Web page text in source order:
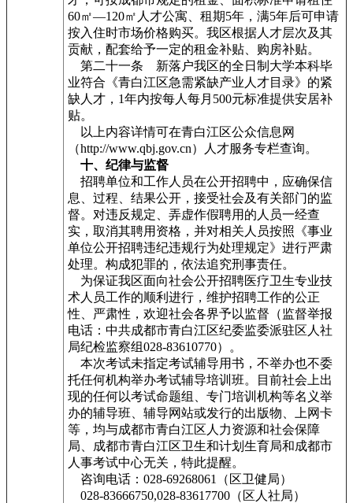
60㎡—120㎡人才公寓、租期5年，满5年后可申请
按入住时市场价格购买。我区根据人才层次及其
贡献，配套给予一定的租金补贴、购房补贴。
第二十一条 新落户我区的全日制大学本科毕
业符合《青白江区急需紧缺产业人才目录》的紧
缺人才，1年内按每人每月500元标准提供安居补
贴。
以上内容详情可在青白江区公众信息网
（http://www.qbj.gov.cn）人才服务专栏查询。
十、纪律与监督
招聘单位和工作人员在公开招聘中，应确保信
息、过程、结果公开，接受社会及有关部门的监
督。对违反规定、弄虚作假聘用的人员一经查
实，取消其聘用资格，并对相关人员按照《事业
单位公开招聘违纪违规行为处理规定》进行严肃
处理。构成犯罪的，依法追究刑事责任。
为保证我区面向社会公开招聘医疗卫生专业技
术人员工作的顺利进行，维护招聘工作的公正
性、严肃性，欢迎社会各界予以监督（监督举报
电话：中共成都市青白江区纪委监委派驻区人社
局纪检监察组028-83610770）。
本次考试未指定考试辅导用书，不举办也不委
托任何机构举办考试辅导培训班。目前社会上出
现的任何以考试命题组、专门培训机构等名义举
办的辅导班、辅导网站或发行的出版物、上网卡
等，均与成都市青白江区人力资源和社会保障
局、成都市青白江区卫生和计划生育局和成都市
人事考试中心无关，特此提醒。
咨询电话：028-69268061（区卫健局）
028-83666750,028-83617700（区人社局）